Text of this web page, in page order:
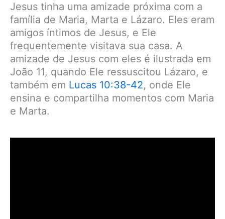
Jesus tinha uma amizade próxima com a
família de Maria, Marta e Lázaro. Eles eram
amigos íntimos de Jesus, e Ele
frequentemente visitava sua casa. A
amizade de Jesus com eles é ilustrada em
João 11, quando Ele ressuscitou Lázaro, e
também em Lucas 10:38-42, onde Ele
ensina e compartilha momentos com Maria
e Marta.